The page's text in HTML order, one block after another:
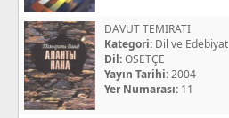
DAVUT TEMIRATI
Kategori: Dil ve Edebiyat
Dil:OSETÇE
Yayın Tarihi:2004
Yer Numarası: 11